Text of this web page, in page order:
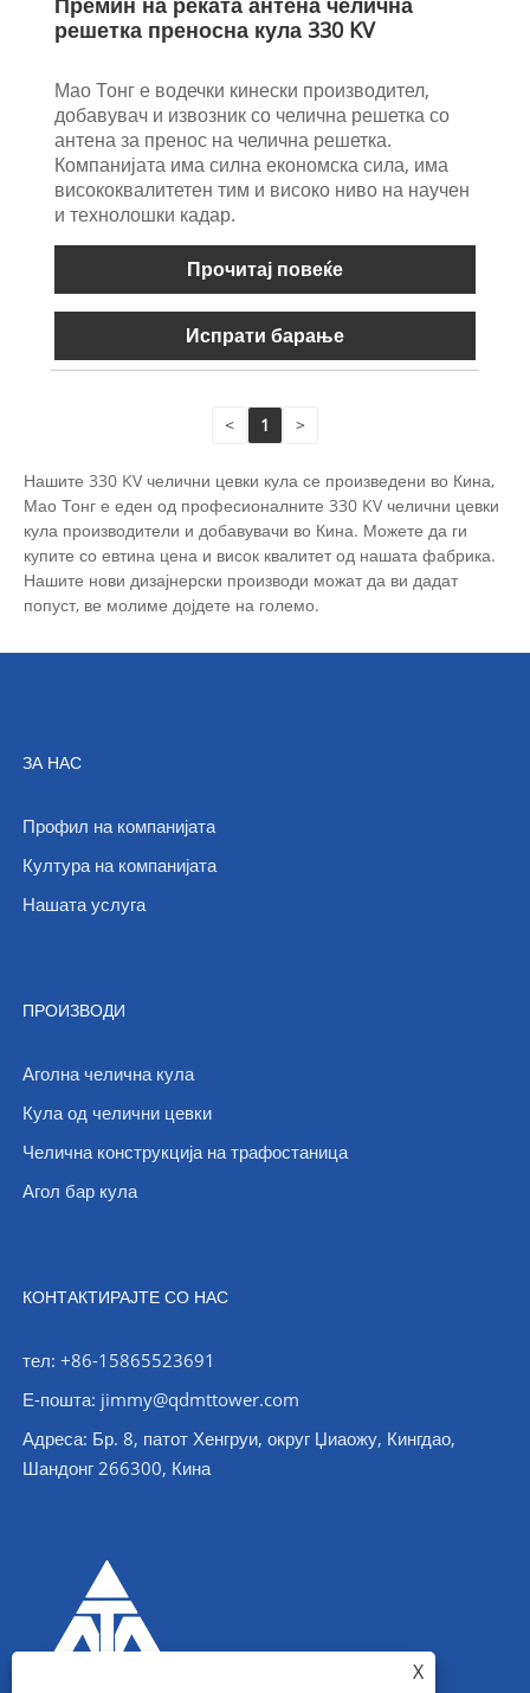
решетка преносна кула 330 KV
Мао Тонг е водечки кинески производител,
добавувач и извозник со челична решетка со
антена за пренос на челична решетка.
Компанијата има силна економска сила, има
висококвалитетен тим и високо ниво на научен
и технолошки кадар.
Прочитај повеќе
Испрати барање
< 1 >
Нашите 330 KV челични цевки кула се произведени во Кина,
Мао Тонг е еден од професионалните 330 KV челични цевки
кула производители и добавувачи во Кина. Можете да ги
купите со евтина цена и висок квалитет од нашата фабрика.
Нашите нови дизајнерски производи можат да ви дадат
попуст, ве молиме дојдете на големо.
ЗА НАС
Профил на компанијата
Култура на компанијата
Нашата услуга
ПРОИЗВОДИ
Аголна челична кула
Кула од челични цевки
Челична конструкција на трафостаница
Агол бар кула
КОНТАКТИРАЈТЕ СО НАС
тел: +86-15865523691
Е-пошта: jimmy@qdmttower.com
Адреса: Бр. 8, патот Хенгруи, округ Џиаожу, Кингдао,
Шандонг 266300, Кина
X